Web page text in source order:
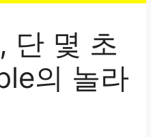
단 몇 초
의 놀라